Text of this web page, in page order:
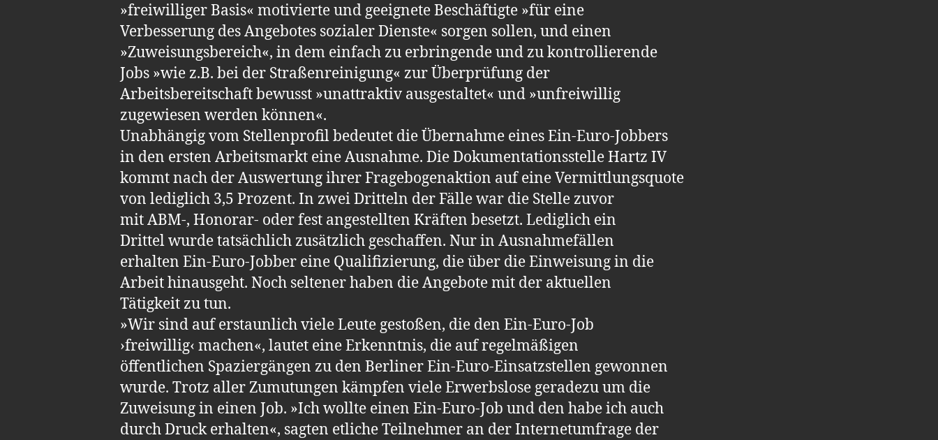
»freiwilliger Basis« motivierte und geeignete Beschäftigte »für eine
Verbesserung des Angebotes sozialer Dienste« sorgen sollen, und einen
»Zuweisungsbereich«, in dem einfach zu erbringende und zu kontrollierende
Jobs »wie z.B. bei der Straßenreinigung« zur Überprüfung der
Arbeitsbereitschaft bewusst »unattraktiv ausgestaltet« und »unfreiwillig
zugewiesen werden können«.
Unabhängig vom Stellenprofil bedeutet die Übernahme eines Ein-Euro-Jobbers
in den ersten Arbeitsmarkt eine Ausnahme. Die Dokumentationsstelle Hartz IV
kommt nach der Aus­wertung ihrer Fragebogenaktion auf eine Vermittlungsquote
von lediglich 3,5 Prozent. In zwei Dritteln der Fälle war die Stelle zuvor
mit ABM-, Honorar- oder fest angestellten Kräften besetzt. Lediglich ein
Drittel wurde tatsächlich zusätzlich geschaffen. Nur in Ausnahmefällen
erhalten Ein-Euro-Jobber eine Qualifizierung, die über die Einweisung in die
Arbeit hinausgeht. Noch seltener haben die Angebote mit der aktuellen
Tätigkeit zu tun.
»Wir sind auf erstaunlich viele Leute gestoßen, die den Ein-Euro-Job
›freiwillig‹ machen«, lautet eine Erkenntnis, die auf regelmäßigen
öffentlichen Spaziergängen zu den Berliner Ein-Euro-Einsatzstellen gewonnen
wurde. Trotz aller Zumutungen kämpfen viele Erwerbslose geradezu um die
Zuweisung in einen Job. »Ich wollte einen Ein-Euro-Job und den habe ich auch
durch Druck erhalten«, sagten etliche Teil­nehmer an der Internetumfrage der